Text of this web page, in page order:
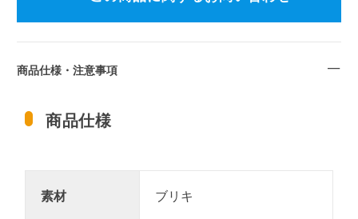
商品仕様・注意事項
商品仕様
素材 ブリキ